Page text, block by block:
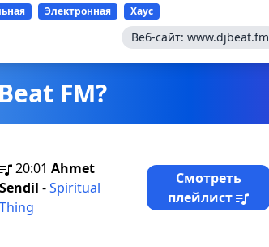
Электронная Хаус
Веб-сайт: www.djbeat.fm
FM?
20:01 Ahmet
Sendil -Spiritual
Thing
Смотреть
плейлист